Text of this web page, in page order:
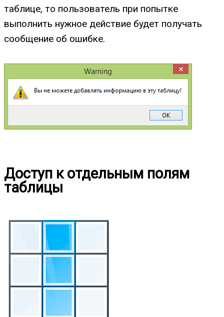
таблице, то пользователь при попытке
выполнить нужное действие будет получать
сообщение об ошибке.
Доступ к отдельным полям
таблицы